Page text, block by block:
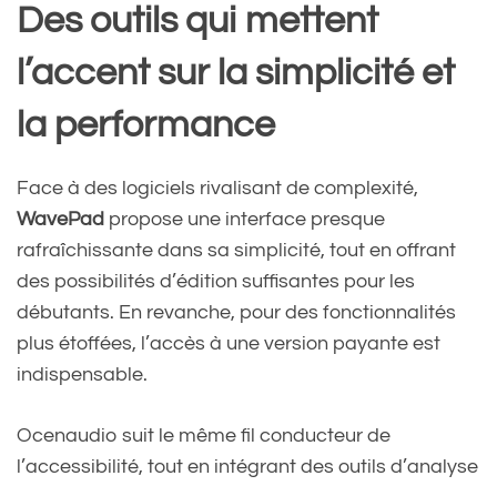
Des outils qui mettent
l’accent sur la simplicité et
la performance
Face à des logiciels rivalisant de complexité,
WavePad propose une interface presque
rafraîchissante dans sa simplicité, tout en offrant
des possibilités d’édition suffisantes pour les
débutants. En revanche, pour des fonctionnalités
plus étoffées, l’accès à une version payante est
indispensable.
Ocenaudio suit le même fil conducteur de
l’accessibilité, tout en intégrant des outils d’analyse